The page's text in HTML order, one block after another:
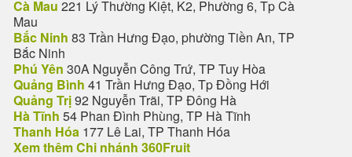
Cà Mau 221 Lý Thường Kiệt, K2, Phường 6, Tp Cà
Mau
Bắc Ninh 83 Trần Hưng Đạo, phường Tiền An, TP
Bắc Ninh
Phú Yên 30A Nguyễn Công Trứ, TP Tuy Hòa
Quảng Bình 41 Trần Hưng Đạo, Tp Đồng Hới
Quảng Trị92 Nguyễn Trãi, TP Đông Hà
Hà Tĩnh 54 Phan Đình Phùng, TP Hà Tĩnh
Thanh Hóa 177 Lê Lai, TP Thanh Hóa
Xem thêm Chi nhánh 360Fruit